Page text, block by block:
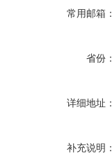
常用邮箱：
省份：
详细地址：
补充说明：